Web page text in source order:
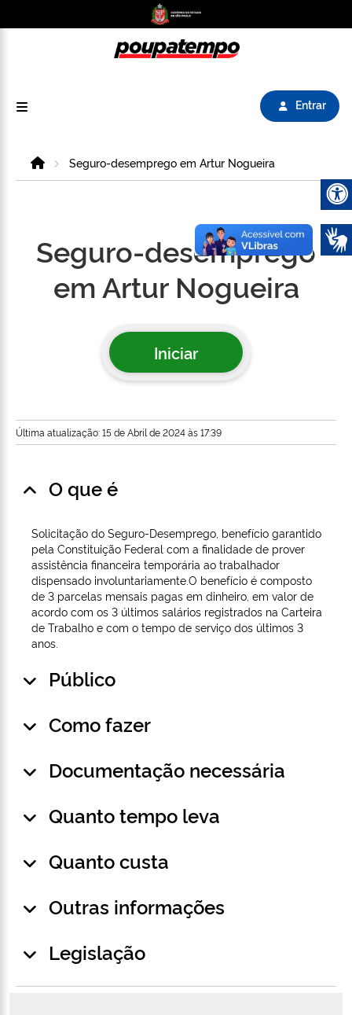
Entrar
HomeSeguro-desemprego em Artur Nogueira
Seguro-desemprego
em Artur Nogueira
Iniciar
Última atualização: 15 de Abril de 2024 às 17:39
O que é
Solicitação do Seguro-Desemprego, benefício garantido
pela Constituição Federal com a finalidade de prover
assistência financeira temporária ao trabalhador
dispensado involuntariamente.O benefício é composto
de 3 parcelas mensais pagas em dinheiro, em valor de
acordo com os 3 últimos salários registrados na Carteira
de Trabalho e com o tempo de serviço dos últimos 3
anos.
Público
Como fazer
Documentação necessária
Quanto tempo leva
Quanto custa
Outras informações
Legislação